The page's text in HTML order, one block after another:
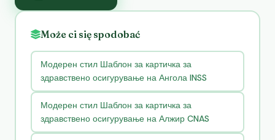
Może ci się spodobać
Модерен стил Шаблон за картичка за
здравствено осигурување на Ангола INSS
Модерен стил Шаблон за картичка за
здравствено осигурување на Алжир CNAS